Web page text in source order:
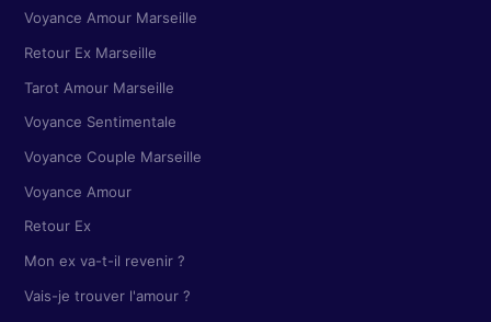
Voyance Amour Marseille
Retour Ex Marseille
Tarot Amour Marseille
Voyance Sentimentale
Voyance Couple Marseille
Voyance Amour
Retour Ex
Mon ex va-t-il revenir ?
Vais-je trouver l'amour ?